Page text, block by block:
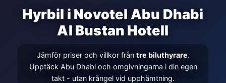
Hyrbil i Novotel Abu Dhabi
Al Bustan Hotell
Jämför priser och villkor från tre biluthyrare.
Upptäck Abu Dhabi och omgivningarna i din egen
takt - utan krångel vid upphämtning.